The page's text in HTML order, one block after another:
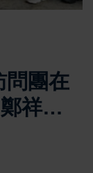
問團在
祥麟
式会
待揭